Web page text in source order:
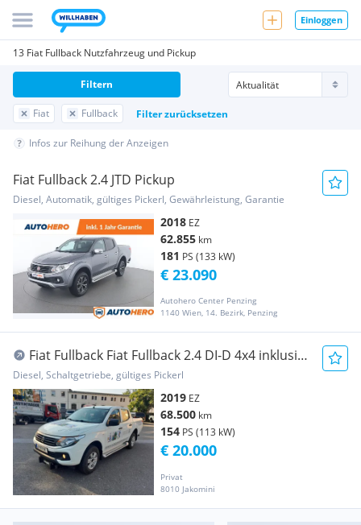
Einloggen
13 Fiat Fullback Nutzfahrzeug und Pickup
Fiat Fullback Filter zurücksetzen
Filtern
Infos zur Reihung der Anzeigen
Fiat Fullback 2.4 JTD Pickup
Diesel, Automatik, gültiges Pickerl, Gewährleistung, Garantie
2018 EZ
62.855 km
181 PS (133 kW)
Autohero Center Penzing
1140 Wien, 14. Bezirk, Penzing
€ 23.090
Fiat Fullback Fiat Fullback 2.4 DI-D 4x4 inklusive
Snoway-Schnee Pickup
Diesel, Schaltgetriebe, gültiges Pickerl
2019 EZ
68.500 km
154 PS (113 kW)
Privat
8010 Jakomini
€ 20.000